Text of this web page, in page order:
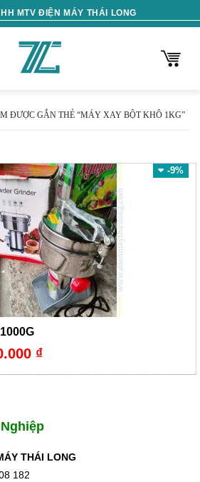
MTV ĐIỆN MÁY THÁI LONG
ĐƯỢC GẮN THẺ “MÁY XAY BỘT KHÔ 1KG”
-9%
₫.
₫Giá
hiện
là:
THÁI LONG
182